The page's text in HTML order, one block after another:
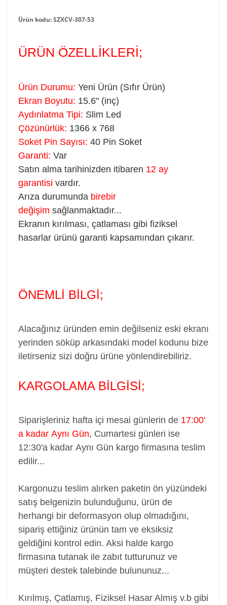
Ürün kodu: SZXCV-307-53
ÜRÜN ÖZELLİKLERİ;
Ürün Durumu: Yeni Ürün (Sıfır Ürün)
Ekran Boyutu: 15.6" (inç)
Aydınlatma Tipi: Slim Led
Çözünürlük: 1366 x 768
Soket Pin Sayısı: 40 Pin Soket
Garanti: Var
Satın alma tarihinizden itibaren 12 ay
garantisi vardır.
Arıza durumunda birebir
değişim sağlanmaktadır...
Ekranın kırılması, çatlaması gibi fiziksel
hasarlar ürünü garanti kapsamından çıkarır.
ÖNEMLİ BİLGİ;
Alacağınız üründen emin değilseniz eski ekranı
yerinden söküp arkasındaki model kodunu bize
iletirseniz sizi doğru ürüne yönlendirebiliriz.
KARGOLAMA BİLGİSİ;
Siparişleriniz hafta içi mesai günlerin de 17:00'
a kadar Aynı Gün, Cumartesi günleri ise
12:30'a kadar Aynı Gün kargo firmasına teslim
edilir...
Kargonuzu teslim alırken paketin ön yüzündeki
satış belgenizin bulunduğunu, ürün de
herhangi bir deformasyon olup olmadığını,
sipariş ettiğiniz ürünün tam ve eksiksiz
geldiğini kontrol edin. Aksi halde kargo
firmasına tutanak ile zabıt tutturunuz ve
müşteri destek talebinde bulununuz...
Kırılmış, Çatlamış, Fiziksel Hasar Almış v.b gibi